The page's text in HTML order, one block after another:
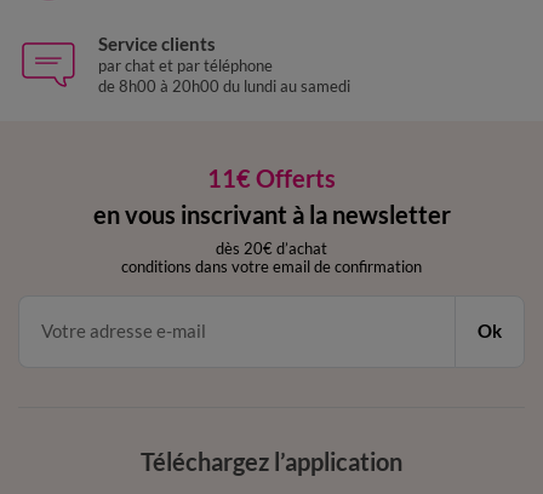
Service clients
par chat et par téléphone
de 8h00 à 20h00 du lundi au samedi
11€ Offerts
en vous inscrivant à la newsletter
dès 20€ d’achat
conditions dans votre email de confirmation
Ok
Téléchargez l’application